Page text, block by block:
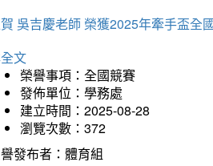
吳吉慶老師 榮獲2025年牽手盃全
文
榮譽事項：全國競賽
發佈單位：學務處
建立時間：2025-08-28
瀏覽次數：372
發布者：體育組